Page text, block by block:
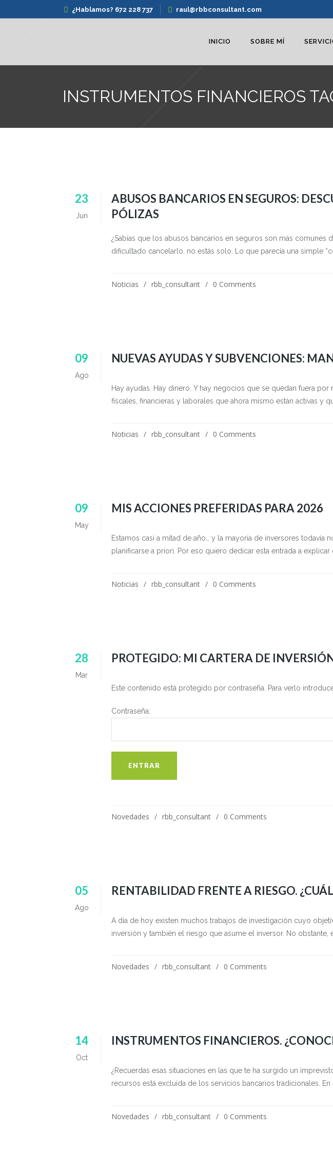
¿Hablamos? 672 228 737 raul@rbbconsultant.com
INICIO SOBRE MÍ
INSTRUMENTOS FINANCIEROS
23
Jun
ABUSOS BANCARIOS EN SEGUROS:
PÓLIZAS
¿Sabías que los abusos bancarios en seguros son más
dificultado cancelarlo, no estás solo. Lo que parecía una simple
Noticias rbb_consultant 0 Comments
09
Ago
NUEVAS AYUDAS Y SUBVENCIONES:
Hay ayudas. Hay dinero. Y hay negocios que se quedan fuera
fiscales, financieras y laborales que ahora mismo están activas y
Noticias rbb_consultant 0 Comments
09
May
MIS ACCIONES PREFERIDAS PARA 2026
Estamos casi a mitad de año… y la mayoría de inversores
planificarse a priori. Por eso quiero dedicar esta entrada a
Noticias rbb_consultant 0 Comments
28
Mar
PROTEGIDO: MI CARTERA DE
Este contenido está protegido por contraseña. Para verlo
Contraseña:
Novedades rbb_consultant 0 Comments
05
Ago
RENTABILIDAD FRENTE A RIESGO.
A día de hoy existen muchos trabajos de investigación cuyo
inversión y también el riesgo que asume el inversor. No
Novedades rbb_consultant 0 Comments
14
Oct
INSTRUMENTOS FINANCIEROS.
¿Recuerdas esas situaciones en las que te ha surgido un
recursos está excluida de los servicios bancarios tradicionales.
Novedades rbb_consultant 0 Comments